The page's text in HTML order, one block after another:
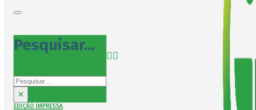
Pesquisar...
Pesquisar
×
EDIÇÃO IMPRESSA